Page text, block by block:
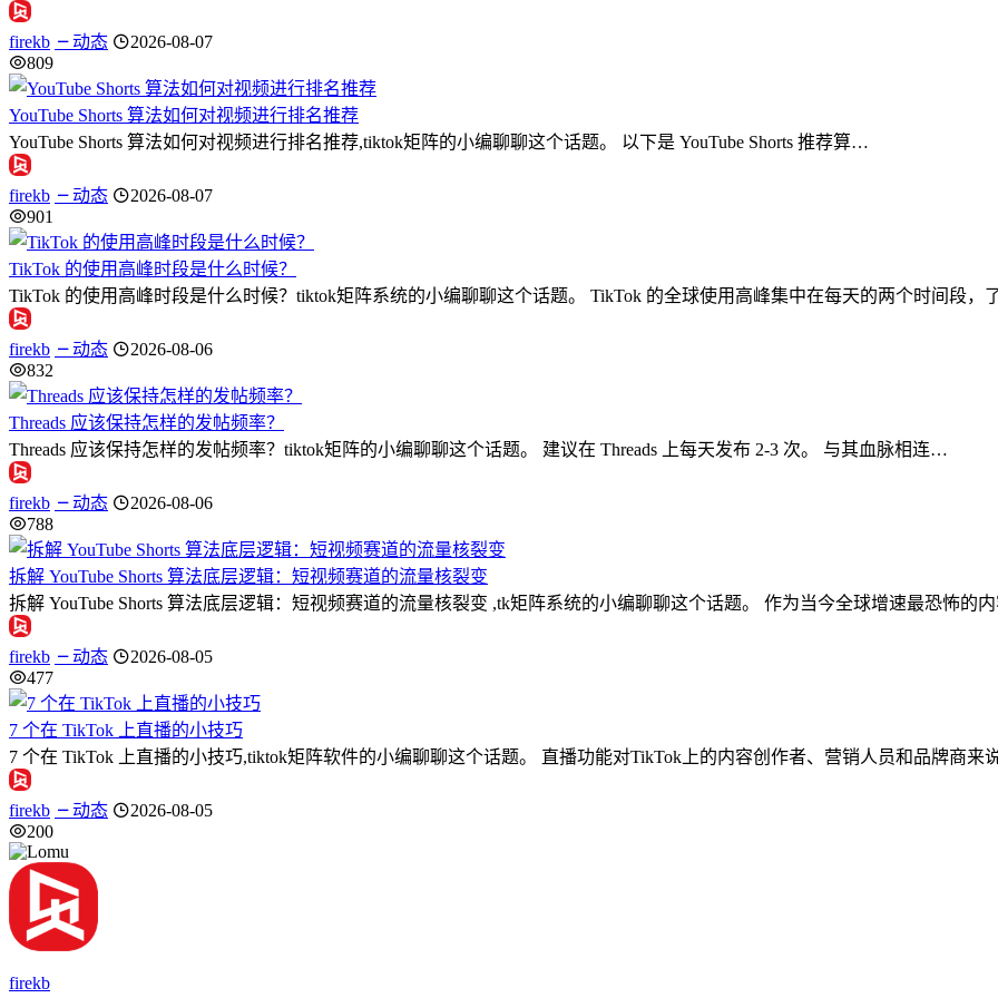
firekb 动态
2026-08-07
809
YouTube Shorts 算法如何对视频进行排名推荐
YouTube Shorts 算法如何对视频进行排名推荐,tiktok矩阵的小编聊聊这个话题。 以下是 YouTube Shorts 推荐算…
firekb 动态
2026-08-07
901
TikTok 的使用高峰时段是什么时候？
TikTok 的使用高峰时段是什么时候？tiktok矩阵系统的小编聊聊这个话题。 TikTok 的全球使用高峰集中在每天的两个时间段，
firekb 动态
2026-08-06
832
Threads 应该保持怎样的发帖频率？
Threads 应该保持怎样的发帖频率？tiktok矩阵的小编聊聊这个话题。 建议在 Threads 上每天发布 2-3 次。 与其血脉相连…
firekb 动态
2026-08-06
788
拆解 YouTube Shorts 算法底层逻辑：短视频赛道的流量核裂变
拆解 YouTube Shorts 算法底层逻辑：短视频赛道的流量核裂变 ,tk矩阵系统的小编聊聊这个话题。 作为当今全球增速最恐怖的
firekb 动态
2026-08-05
477
7 个在 TikTok 上直播的小技巧
7 个在 TikTok 上直播的小技巧,tiktok矩阵软件的小编聊聊这个话题。 直播功能对TikTok上的内容创作者、营销人员和品牌商来
firekb 动态
2026-08-05
200
firekb